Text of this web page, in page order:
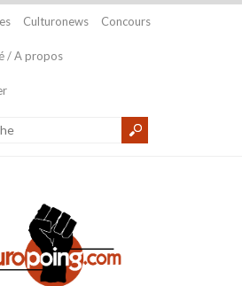
Culturonews Concours
/ A propos